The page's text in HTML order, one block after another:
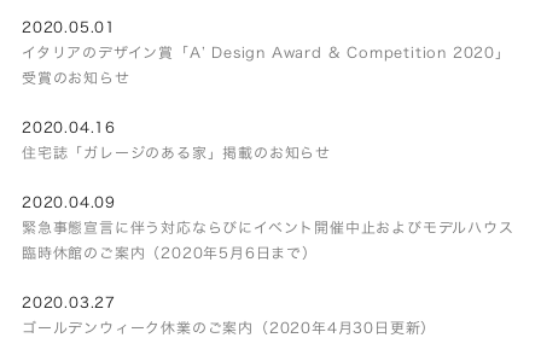
2020.05.01
イタリアのデザイン賞「A’ Design Award & Competition 2020」
受賞のお知らせ
2020.04.16
住宅誌「ガレージのある家」掲載のお知らせ
2020.04.09
緊急事態宣言に伴う対応ならびにイベント開催中止およびモデルハウス
臨時休館のご案内（2020年5月6日まで）
2020.03.27
ゴールデンウィーク休業のご案内（2020年4月30日更新）